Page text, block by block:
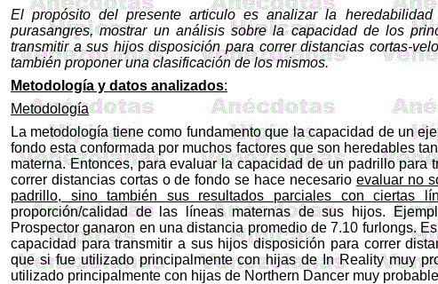
El propósito del presente articulo es analizar la
purasangres, mostrar un análisis sobre la capacidad de los
transmitir a sus hijos disposición para correr distancias cortas-
también proponer una clasificación de los mismos.
Metodología y datos analizados:
Metodología
La metodología tiene como fundamento que la capacidad de un
fondo esta conformada por muchos factores que son heredables
materna. Entonces, para evaluar la capacidad de un padrillo para
correr distancias cortas o de fondo se hace necesario evaluar no
padrillo, sino también sus resultados parciales con ciertas
proporción/calidad de las líneas maternas de sus hijos.
Prospector ganaron en una distancia promedio de 7.10 furlongs.
capacidad para transmitir a sus hijos disposición para correr
que si fue utilizado principalmente con hijas de In Reality muy
utilizado principalmente con hijas de Northern Dancer muy